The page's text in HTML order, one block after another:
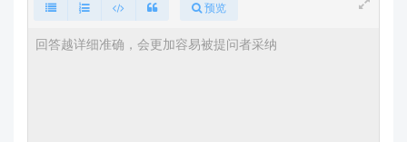
预览